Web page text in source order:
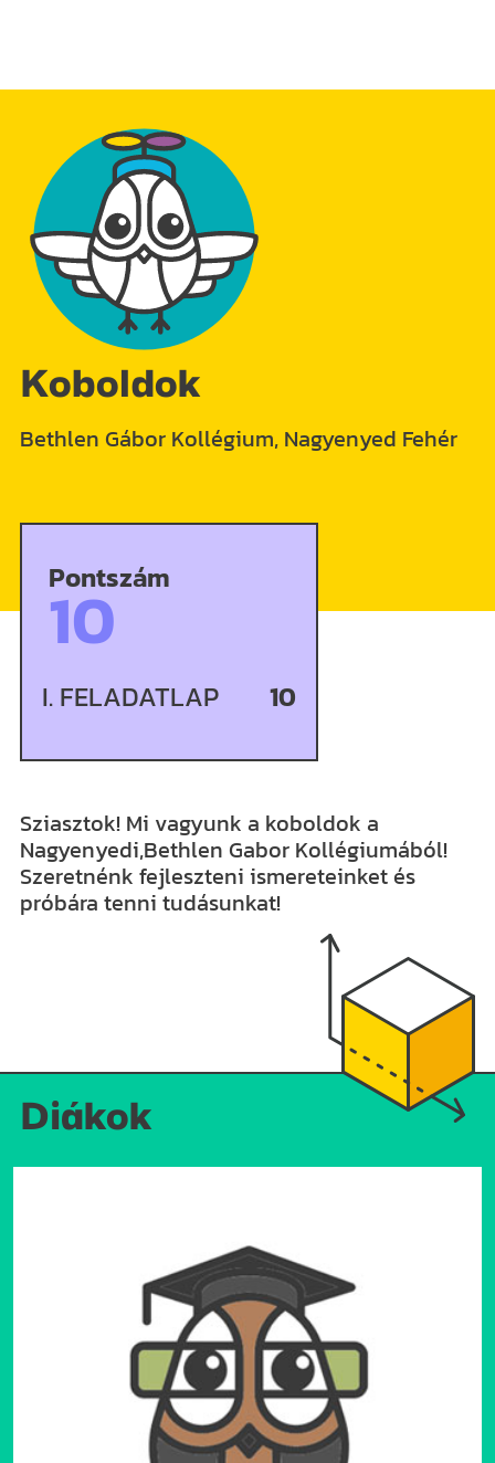
Koboldok
Bethlen Gábor Kollégium, Nagyenyed Fehér
Pontszám
10
I. FELADATLAP 10
Sziasztok! Mi vagyunk a koboldok a
Nagyenyedi,Bethlen Gabor Kollégiumából!
Szeretnénk fejleszteni ismereteinket és
próbára tenni tudásunkat!
Diákok